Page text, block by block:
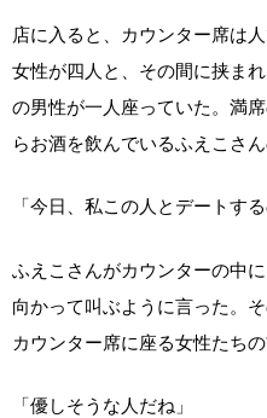
店に入ると、カウンター席は
女性が四人と、その間に挟ま
の男性が一人座っていた。満
らお酒を飲んでいるふえこさん
「今日、私この人とデートする
ふえこさんがカウンターの中
向かって叫ぶように言った。
カウンター席に座る女性たち
「優しそうな人だね」